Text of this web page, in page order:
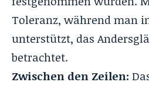
Toleranz, während man
unterstützt, das
betrachtet.
Zwischen den Zeilen: